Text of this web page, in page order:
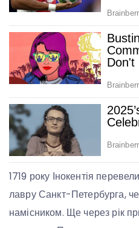
1719 року Інокентія
лавру Санкт-Петербурга,
намісником. Ще через рік